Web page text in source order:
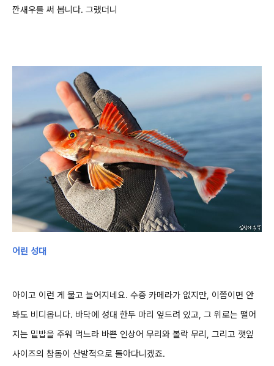
깐새우를 써 봅니다. 그랬더니
어린 성대
아이고 이런 게 물고 늘어지네요. 수중 카메라가 없지만, 이쯤이면 안
봐도 비디옵니다. 바닥에 성대 한두 마리 엎드려 있고, 그 위로는 떨어
지는 밑밥을 주워 먹느라 바쁜 인상어 무리와 볼락 무리, 그리고 깻잎
사이즈의 참돔이 산발적으로 돌아다니겠죠.